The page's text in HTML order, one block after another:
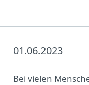
01.06.2023
Bei vielen